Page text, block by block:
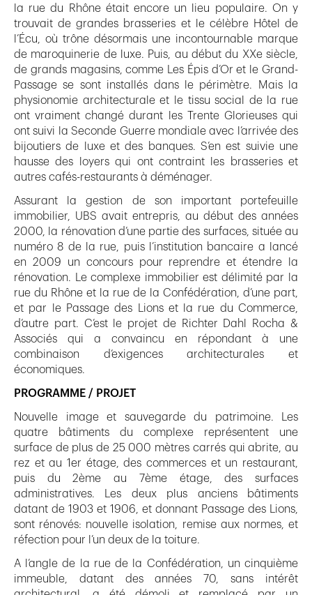
la rue du Rhône était encore un lieu populaire. On y
trouvait de grandes brasseries et le célèbre Hôtel de
l’Écu, où trône désormais une incontournable marque
de maroquinerie de luxe. Puis, au début du XXe siècle,
de grands magasins, comme Les Épis d’Or et le Grand-
Passage se sont installés dans le périmètre. Mais la
physionomie architecturale et le tissu social de la rue
ont vraiment changé durant les Trente Glorieuses qui
ont suivi la Seconde Guerre mondiale avec l’arrivée des
bijoutiers de luxe et des banques. S’en est suivie une
hausse des loyers qui ont contraint les brasseries et
autres cafés-restaurants à déménager.
Assurant la gestion de son important portefeuille
immobilier, UBS avait entrepris, au début des années
2000, la rénovation d’une partie des surfaces, située au
numéro 8 de la rue, puis l’institution bancaire a lancé
en 2009 un concours pour reprendre et étendre la
rénovation. Le complexe immobilier est délimité par la
rue du Rhône et la rue de la Confédération, d’une part,
et par le Passage des Lions et la rue du Commerce,
d’autre part. C’est le projet de Richter Dahl Rocha &
Associés qui a convaincu en répondant à une
combinaison d’exigences architecturales et
économiques.
PROGRAMME / PROJET
Nouvelle image et sauvegarde du patrimoine. Les
quatre bâtiments du complexe représentent une
surface de plus de 25 000 mètres carrés qui abrite, au
rez et au 1er étage, des commerces et un restaurant,
puis du 2ème au 7ème étage, des surfaces
administratives. Les deux plus anciens bâtiments
datant de 1903 et 1906, et donnant Passage des Lions,
sont rénovés: nouvelle isolation, remise aux normes, et
réfection pour l’un deux de la toiture.
A l’angle de la rue de la Confédération, un cinquième
immeuble, datant des années 70, sans intérêt